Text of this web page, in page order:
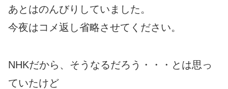
あとはのんびりしていました。
今夜はコメ返し省略させてください。
NHKだから、そうなるだろう・・・とは思っ
ていたけど